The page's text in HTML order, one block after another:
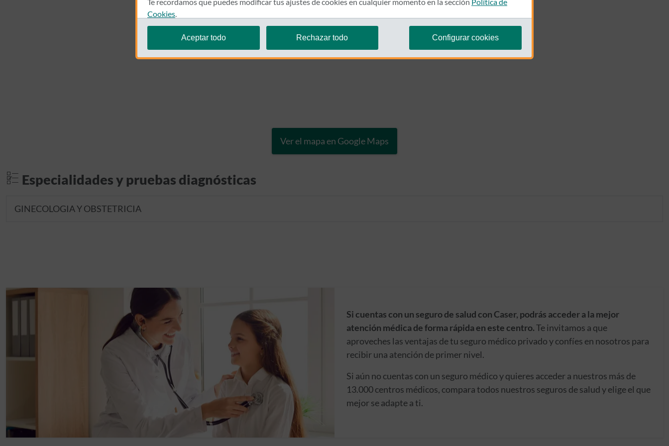
Ver el mapa en Google Maps
Especialidades y pruebas diagnósticas
GINECOLOGIA Y OBSTETRICIA
Si cuentas con un seguro de salud con Caser, podrás acceder a la mejor
atención médica de forma rápida en este centro.Te invitamos a que
aproveches las ventajas de tu seguro médico privado y confíes en nosotros para
recibir una atención de primer nivel.
Si aún no cuentas con un seguro médico y quieres acceder a nuestros más de
13.000 centros médicos, compara todos nuestros seguros de salud y elige el que
mejor se adapte a ti.
Cookies
Aceptar todo Rechazar todo Configurar cookies